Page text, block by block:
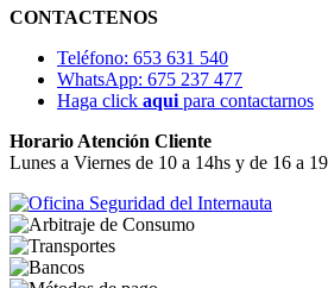
CONTACTENOS
Teléfono: 653 631 540
WhatsApp: 675 237 477
Haga click aqui para contactarnos
Horario Atención Cliente
Lunes a Viernes de 10 a 14hs y de 16 a